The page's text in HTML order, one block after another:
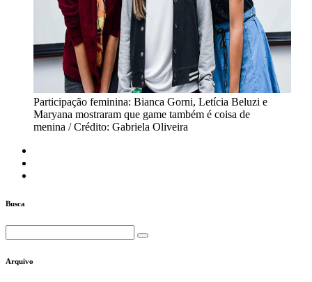
Participação feminina: Bianca Gorni, Letícia Beluzi e
Maryana mostraram que game também é coisa de
menina / Crédito: Gabriela Oliveira
Busca
Arquivo